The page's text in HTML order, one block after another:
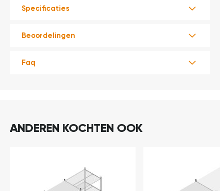
Specificaties
Beoordelingen
Faq
ANDEREN KOCHTEN OOK